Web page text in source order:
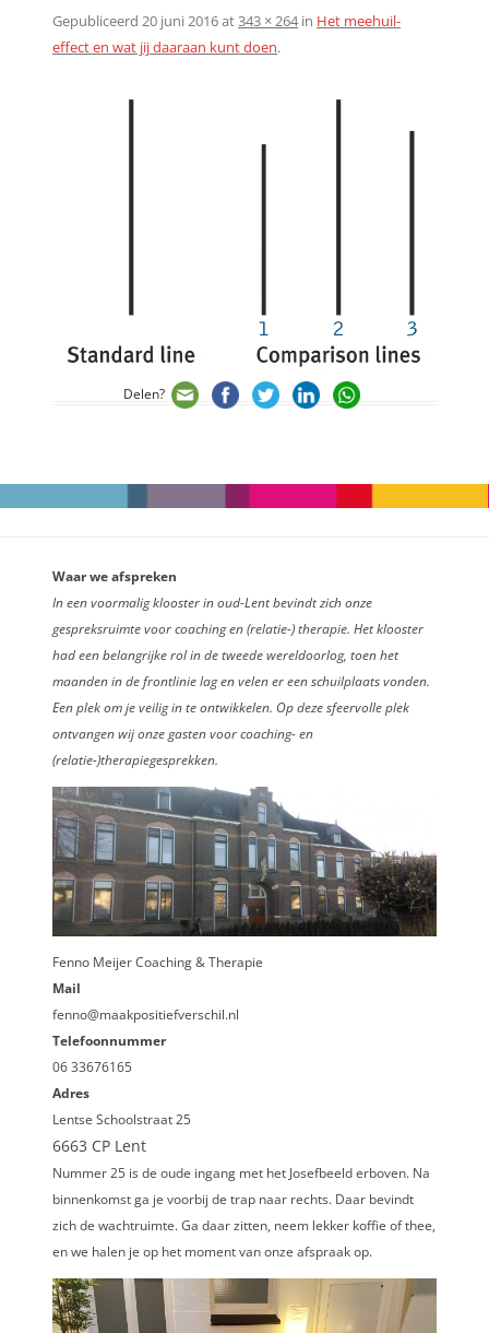
Gepubliceerd 20 juni 2016at343 × 264in Het meehuil-
effect en wat jij daaraan kunt doen.
Delen?
Waar we afspreken
In een voormalig klooster in oud-Lent bevindt zich onze
gespreksruimte voor coaching en (relatie-) therapie. Het klooster
had een belangrijke rol in de tweede wereldoorlog, toen het
maanden in de frontlinie lag en velen er een schuilplaats vonden.
Een plek om je veilig in te ontwikkelen. Op deze sfeervolle plek
ontvangen wij onze gasten voor coaching- en
(relatie-)therapiegesprekken.
Fenno Meijer Coaching & Therapie
Mail
fenno@maakpositiefverschil.nl
Telefoonnummer
06 33676165
Adres
Lentse Schoolstraat 25
6663 CP Lent
Nummer 25 is de oude ingang met het Josefbeeld erboven. Na
binnenkomst ga je voorbij de trap naar rechts. Daar bevindt
zich de wachtruimte. Ga daar zitten, neem lekker koffie of thee,
en we halen je op het moment van onze afspraak op.